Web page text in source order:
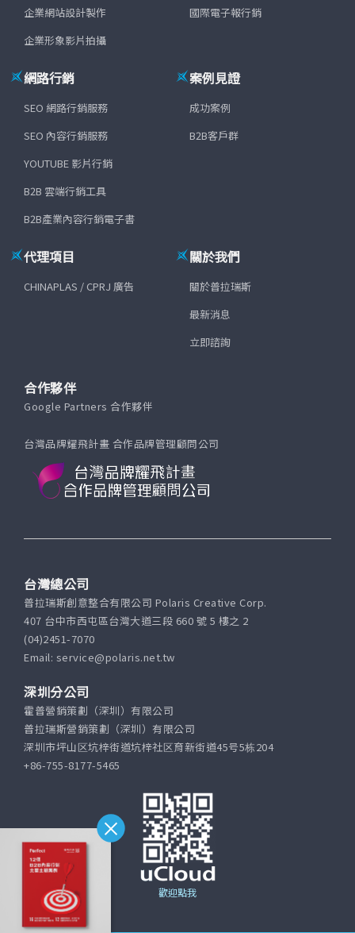
企業網站設計製作
企業形象影片拍攝
國際電子報行銷
網路行銷
SEO 網路行銷服務
SEO 內容行銷服務
YOUTUBE 影片行銷
B2B 雲端行銷工具
B2B產業內容行銷電子書
案例見證
成功案例
B2B客戶群
代理項目
CHINAPLAS / CPRJ 廣告
關於我們
關於普拉瑞斯
最新消息
立即諮詢
合作夥伴
Google Partners 合作夥伴
台灣品牌耀飛計畫 合作品牌管理顧問公司
台灣總公司
普拉瑞斯創意整合有限公司 Polaris Creative Corp.
407 台中市西屯區台灣大道三段 660 號 5 樓之 2
(04)2451-7070
Email: service@polaris.net.tw
深圳分公司
霍普營銷策劃（深圳）有限公司
普拉瑞斯營銷策劃（深圳）有限公司
深圳市坪山区坑梓街道坑梓社区育新街道45号5栋204
+86-755-8177-5465
歡迎點我